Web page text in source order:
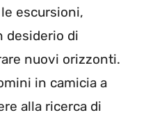
escursioni,
desiderio di
nuovi orizzonti.
in camicia a
alla ricerca di